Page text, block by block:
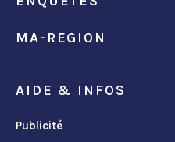
MA-REGION
AIDE & INFOS
Publicité